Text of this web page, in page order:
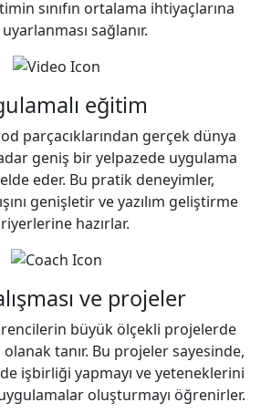
sınıfın ortalama ihtiyaçlarına
sağlanır.
eğitim
parçacıklarından gerçek dünya
geniş bir yelpazede uygulama
eder. Bu pratik deneyimler,
genişletir ve yazılım geliştirme
hazırlar.
ve projeler
büyük ölçekli projelerde
olanak tanır. Bu projeler sayesinde,
işbirliği yapmayı ve yeteneklerini
oluşturmayı öğrenirler.